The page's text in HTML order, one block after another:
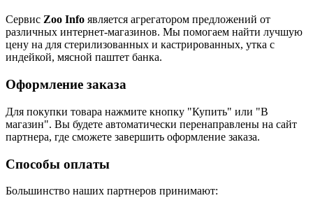
Сервис Zoo Info является агрегатором предложений от
различных интернет-магазинов. Мы помогаем найти лучшую
цену на для стерилизованных и кастрированных, утка с
индейкой, мясной паштет банка.
Оформление заказа
Для покупки товара нажмите кнопку "Купить" или "В
магазин". Вы будете автоматически перенаправлены на сайт
партнера, где сможете завершить оформление заказа.
Способы оплаты
Большинство наших партнеров принимают: